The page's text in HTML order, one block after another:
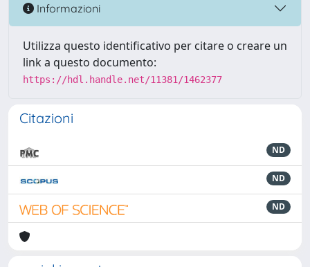
Informazioni
Utilizza questo identificativo per citare o creare un
link a questo documento:
https://hdl.handle.net/11381/1462377
Citazioni
ND
ND
ND